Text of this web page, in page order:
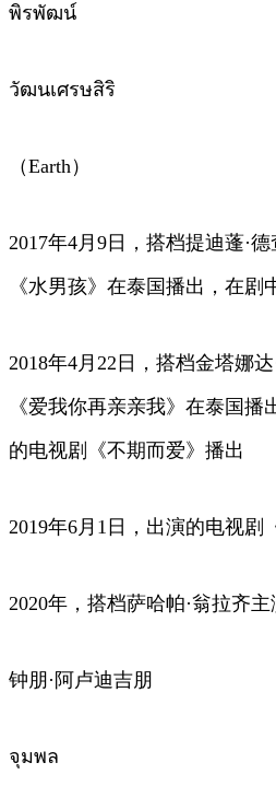
พิรพัฒน์
วัฒนเศรษสิริ
（Earth）
2017年4月9日，搭档提迪蓬·
《水男孩》在泰国播出，在剧
2018年4月22日，搭档金塔娜
《爱我你再亲亲我》在泰国播
的电视剧《不期而爱》播出
2019年6月1日，出演的电视剧
2020年，搭档萨哈帕·翁拉齐
钟朋·阿卢迪吉朋
จุมพล